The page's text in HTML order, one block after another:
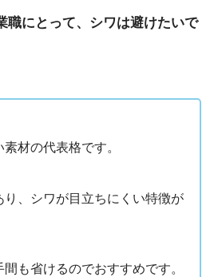
職にとって、シワは避けたいで
材の代表格です。
り、シワが目立ちにくい特徴が
も省けるのでおすすめです。